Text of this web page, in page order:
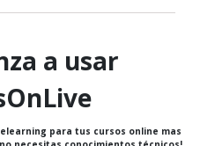
a usar
para tus cursos online mas